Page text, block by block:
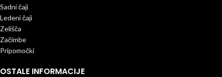
Sadni čaji
Ledeni čaji
Zelišča
Začimbe
Pripomočki
OSTALE INFORMACIJE